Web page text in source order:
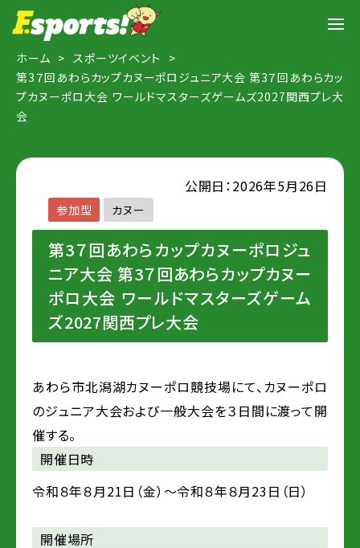
ホーム
スポーツイベント
第3７回あわらカップカヌーポロジュニア大会 第3７回あわらカッ
プカヌーポロ大会 ワールドマスターズゲームズ2027関西プレ大
会
公開日：2026年5月26日
参加型 カヌー
第3７回あわらカップカヌーポロジュ
ニア大会 第3７回あわらカップカヌー
ポロ大会 ワールドマスターズゲーム
ズ2027関西プレ大会
あわら市北潟湖カヌーポロ競技場にて、カヌーポロ
のジュニア大会および一般大会を３日間に渡って開
催する。
開催日時
令和８年８月21日（金）～令和８年８月23日（日）
開催場所